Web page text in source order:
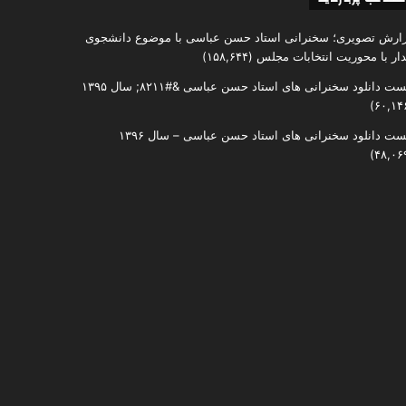
تصویری؛ سخنرانی استاد حسن عباسی با موضوع دانشجوی
با محوریت انتخابات مجلس (۱۵۸,۶۴۴)
دانلود سخنرانی های استاد حسن عباسی &#۸۲۱۱; سال ۱۳۹۵
دانلود سخنرانی های استاد حسن عباسی – سال ۱۳۹۶